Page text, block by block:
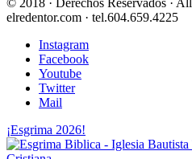
© 2018 · Derechos Reservados ·
elredentor.com · tel.604.659.4225
Instagram
Facebook
Youtube
Twitter
Mail
¡Esgrima 2026!